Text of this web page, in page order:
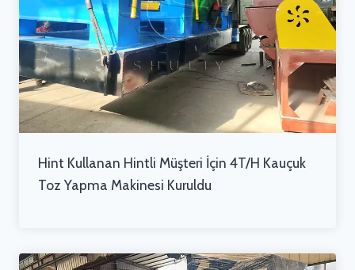
Hint Kullanan Hintli Müşteri İçin 4T/H Kauçuk
Toz Yapma Makinesi Kuruldu